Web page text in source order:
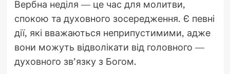
Вербна неділя — це час для молитви,
спокою та духовного зосередження. Є певні
дії, які вважаються неприпустимими, адже
вони можуть відволікати від головного —
духовного зв’язку з Богом.